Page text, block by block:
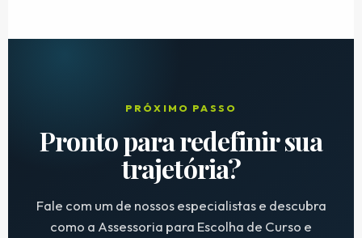
PRÓXIMO PASSO
Pronto para redefinir sua
trajetória?
Fale com um de nossos especialistas e descubra
como a Assessoria para Escolha de Curso e